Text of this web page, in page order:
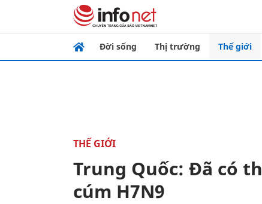
Đời sống Thị trường Thế giới
THẾ GIỚI
Trung Quốc: Đã có
cúm H7N9